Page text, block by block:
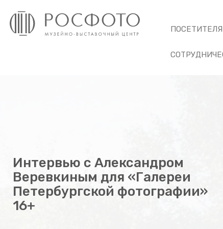
Интервью с Александром
Веревкиным для «Галереи
Петербургской фотографии»
16+